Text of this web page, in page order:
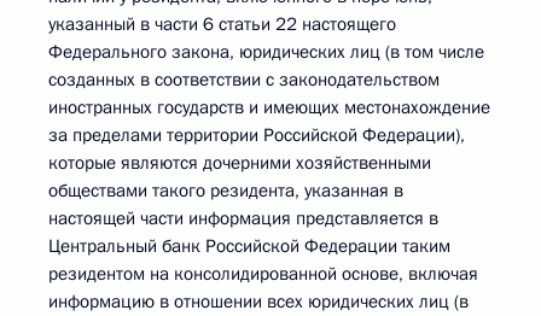
указанный в части 6 статьи 22 настоящего
Федерального закона, юридических лиц (в том числе
созданных в соответствии с законодательством
иностранных государств и имеющих местонахождение
за пределами территории Российской Федерации),
которые являются дочерними хозяйственными
обществами такого резидента, указанная в
настоящей части информация представляется в
Центральный банк Российской Федерации таким
резидентом на консолидированной основе, включая
информацию в отношении всех юридических лиц (в